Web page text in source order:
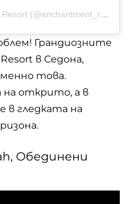
A post shared by Enchantment Resort (@enchantment_resort)
Грандиозните
в Седона,
това.
на открито, а в
в гледката на
Обединени